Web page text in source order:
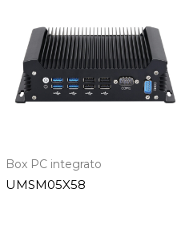
Box PC integrato
UMSM05X58